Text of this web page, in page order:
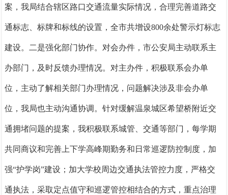
案，我局结合辖区路口交通流量实际情况，合理完善道路交
通标志、标牌和标线的设置，全市共增设800余处警示灯标志
建设。 二是强化部门协作。 对会办件，市公安局主动联系主
办部门，及时反馈办理情况。对主办件，积极联系会办单
位，主动了解相关部门办理情况，问题解决涉及非会办单
位，我局也主动沟通协调。针对缓解温泉城区希望桥附近交
通拥堵问题的提案，我积极联系城管、交通等部门，每学期
共同商议和完善上下学高峰期勤务和日常巡逻防控制度，加
强“护学岗”建设；加大学校周边交通执法管控力度，严格交
通执法，采取定点值守和巡逻管控相结合的方式，重点治理